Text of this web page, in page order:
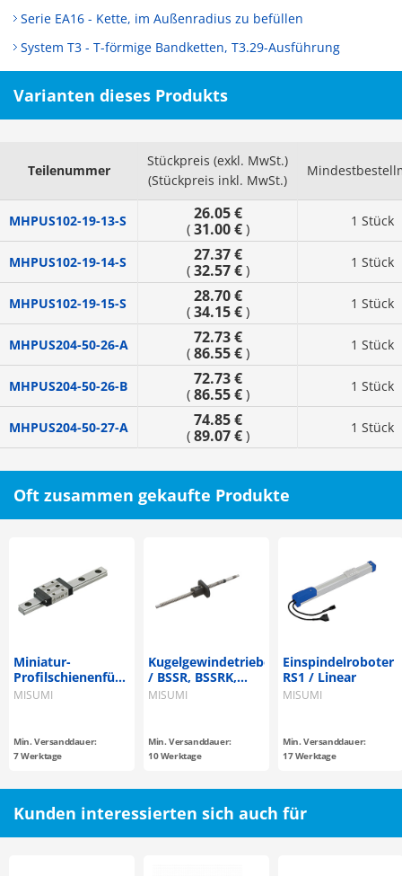
Serie EA16 - Kette, im Außenradius zu befüllen
System T3 - T-förmige Bandketten, T3.29-Ausführung
Varianten dieses Produkts
Teilenummer
Stückpreis (exkl. MwSt.)
(Stückpreis inkl. MwSt.)
MHPUS102-19-13-S 26.05 €
( 31.00 €) 1 Stück
MHPUS102-19-14-S 27.37 €
( 32.57 €) 1 Stück
MHPUS102-19-15-S 28.70 €
( 34.15 €) 1 Stück
MHPUS204-50-26-A 72.73 €
( 86.55 €) 1 Stück
MHPUS204-50-26-B 72.73 €
( 86.55 €) 1 Stück
MHPUS204-50-27-A 74.85 €
( 89.07 €) 1 Stück
Oft zusammen gekaufte Produkte
Miniatur-
Profilschienenführungen
/ SSEBN□, SSE2BN□
MISUMI
Min. Versanddauer:
7 Werktage
Kugelgewindetriebe
/ BSSR, BSSRK,
BSST, BSSZ, BSSZK
62 HRC /
Kompaktflansch /
MISUMI
Min. Versanddauer:
10 Werktage
Einspindelroboter
RS1 / Linear
MISUMI
Min. Versanddauer:
17 Werktage
Kunden interessierten sich auch für